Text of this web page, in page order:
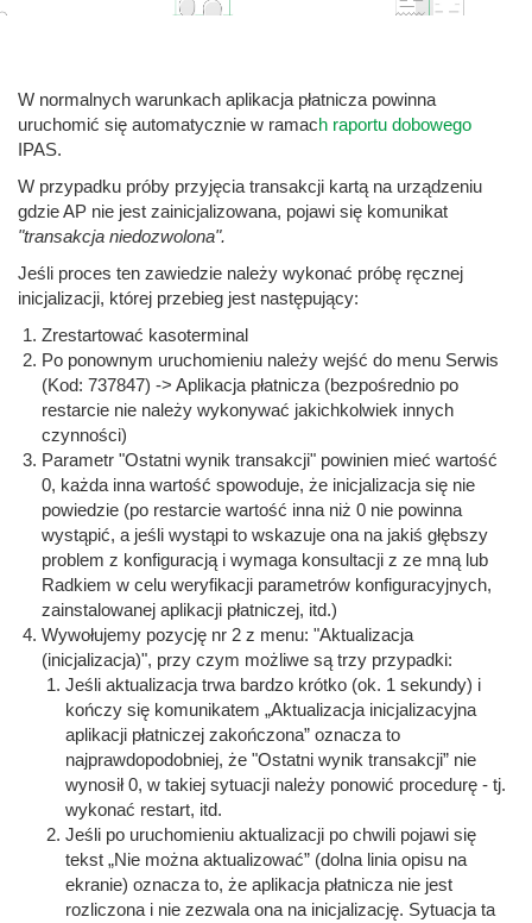
W normalnych warunkach aplikacja płatnicza powinna
uruchomić się automatycznie w ramach raportu dobowego
IPAS.
W przypadku próby przyjęcia transakcji kartą na urządzeniu
gdzie AP nie jest zainicjalizowana, pojawi się komunikat
"transakcja niedozwolona".
Jeśli proces ten zawiedzie należy wykonać próbę ręcznej
inicjalizacji, której przebieg jest następujący:
Zrestartować kasoterminal
Po ponownym uruchomieniu należy wejść do menu Serwis
(Kod: 737847) -> Aplikacja płatnicza (bezpośrednio po
restarcie nie należy wykonywać jakichkolwiek innych
czynności)
Parametr "Ostatni wynik transakcji" powinien mieć wartość
0, każda inna wartość spowoduje, że inicjalizacja się nie
powiedzie (po restarcie wartość inna niż 0 nie powinna
wystąpić, a jeśli wystąpi to wskazuje ona na jakiś głębszy
problem z konfiguracją i wymaga konsultacji z ze mną lub
Radkiem w celu weryfikacji parametrów konfiguracyjnych,
zainstalowanej aplikacji płatniczej, itd.)
Wywołujemy pozycję nr 2 z menu: "Aktualizacja
(inicjalizacja)", przy czym możliwe są trzy przypadki:
Jeśli aktualizacja trwa bardzo krótko (ok. 1 sekundy) i
kończy się komunikatem „Aktualizacja inicjalizacyjna
aplikacji płatniczej zakończona” oznacza to
najprawdopodobniej, że "Ostatni wynik transakcji” nie
wynosił 0, w takiej sytuacji należy ponowić procedurę - tj.
wykonać restart, itd.
Jeśli po uruchomieniu aktualizacji po chwili pojawi się
tekst „Nie można aktualizować” (dolna linia opisu na
ekranie) oznacza to, że aplikacja płatnicza nie jest
rozliczona i nie zezwala ona na inicjalizację. Sytuacja ta